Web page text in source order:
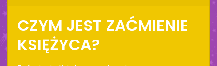
CZYM JEST ZAĆMIENIE
KSIĘŻYCA?